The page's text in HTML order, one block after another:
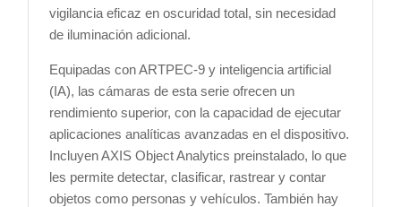
vigilancia eficaz en oscuridad total, sin necesidad
de iluminación adicional.
Equipadas con ARTPEC-9 y inteligencia artificial
(IA), las cámaras de esta serie ofrecen un
rendimiento superior, con la capacidad de ejecutar
aplicaciones analíticas avanzadas en el dispositivo.
Incluyen AXIS Object Analytics preinstalado, lo que
les permite detectar, clasificar, rastrear y contar
objetos como personas y vehículos. También hay